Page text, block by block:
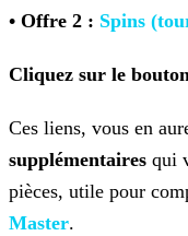
• Offre 2 : Spins
Cliquez sur le
Ces liens, vous en
supplémentaires qui
pièces, utile pour
Master.